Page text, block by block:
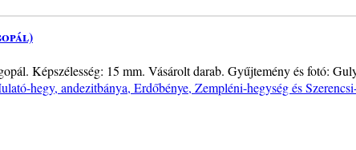
Képszélesség: 15 mm. Vásárolt darab. Gyűjtemény és fotó:
hegy, andezitbánya, Erdőbénye, Zempléni-hegység és